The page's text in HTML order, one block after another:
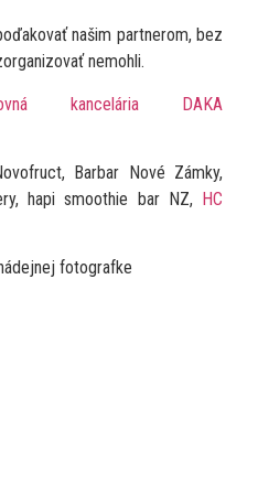
našim partnerom, bez
nemohli.
kancelária DAKA
Barbar Nové Zámky,
hapi smoothie bar NZ, HC
fotografke